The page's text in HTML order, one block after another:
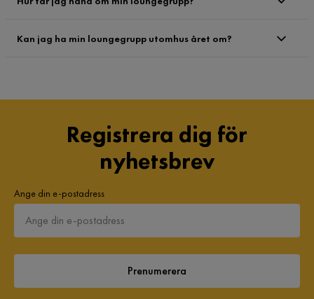
Kan jag ha min loungegrupp utomhus året om?
Registrera dig för
nyhetsbrev
Ange din e-postadress
Prenumerera